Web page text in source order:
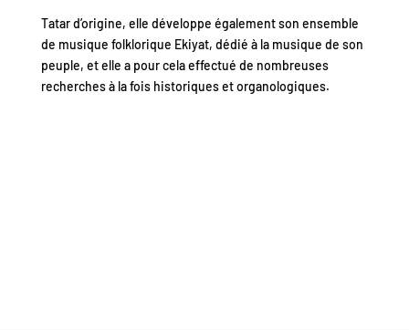
Tatar d’origine, elle développe également son ensemble
de musique folklorique Ekiyat, dédié à la musique de son
peuple, et elle a pour cela effectué de nombreuses
recherches à la fois historiques et organologiques.